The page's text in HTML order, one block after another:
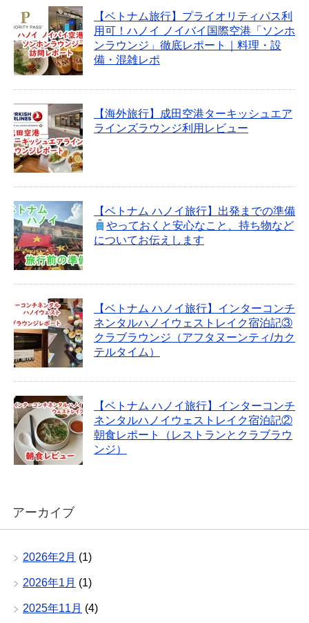
【ベトナム旅行】プライオリティパス利
用可！ハノイ ノイバイ国際空港「ソンホ
ンラウンジ」徹底レポート｜料理・設
備・混雑レポ
【海外旅行】成田空港ターキッシュエア
ラインズラウンジ利用レビュー
【ベトナム ハノイ旅行】出発までの準備
やっておくと安心なこと、持ち物など
についてお伝えします
【ベトナム ハノイ旅行】インターコンチ
ネンタルハノイウェストレイク宿泊記③
クラブラウンジ（アフタヌーンティ/カク
テルタイム）
【ベトナム ハノイ旅行】インターコンチ
ネンタルハノイウェストレイク宿泊記②
朝食レポート（レストランとクラブラウ
ンジ）
アーカイブ
2026年2月 (1)
2026年1月 (1)
2025年11月 (4)